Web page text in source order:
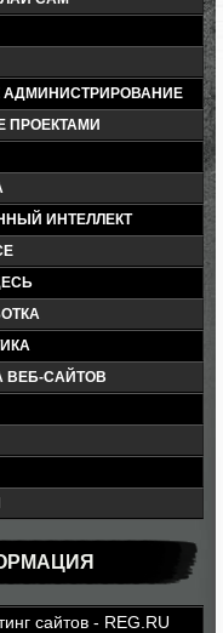
АДМИНИСТРИРОВАНИЕ
ПРОЕКТАМИ
ИНТЕЛЛЕКТ
ВЕБ-САЙТОВ
сайтов - REG.RU